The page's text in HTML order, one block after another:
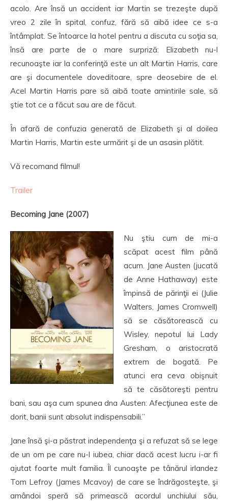
acolo. Are însă un accident iar Martin se trezeşte după
vreo 2 zile în spital, confuz, fără să aibă idee ce s-a
întâmplat. Se întoarce la hotel pentru a discuta cu soţia sa,
însă are parte de o mare surpriză: Elizabeth nu-l
recunoaşte iar la conferinţă este un alt Martin Harris, care
are şi documentele doveditoare, spre deosebire de el.
Acel Martin Harris pare să aibă toate amintirile sale, să
ştie tot ce a făcut sau are de făcut.
În afară de confuzia generată de Elizabeth şi al doilea
Martin Harris, Martin este urmărit şi de un asasin plătit.
Vă recomand filmul!
Trailer
Becoming Jane (2007)
Nu ştiu cum de mi-a
scăpat acest film până
acum. Jane Austen (jucată
de Anne Hathaway) este
împinsă de părinţii ei (Julie
Walters, James Cromwell)
să se căsătorească cu
Wisley, nepotul lui Lady
Gresham, o aristocrată
extrem de bogată. Pe
atunci era ceva obişnuit
să te căsătoreşti pentru
bani, sau aşa cum spunea dna Austen: Afecţiunea este de
dorit, banii sunt absolut indispensabili.”
Jane însă şi-a păstrat independenţa şi a refuzat să se lege
de un om pe care nu-l iubea, chiar dacă acest lucru i-ar fi
ajutat foarte mult familia. Îl cunoaşte pe tânărul irlandez
Tom Lefroy (James Mcavoy) de care se îndrăgosteşte, şi
amândoi speră să primească acordul unchiului său,